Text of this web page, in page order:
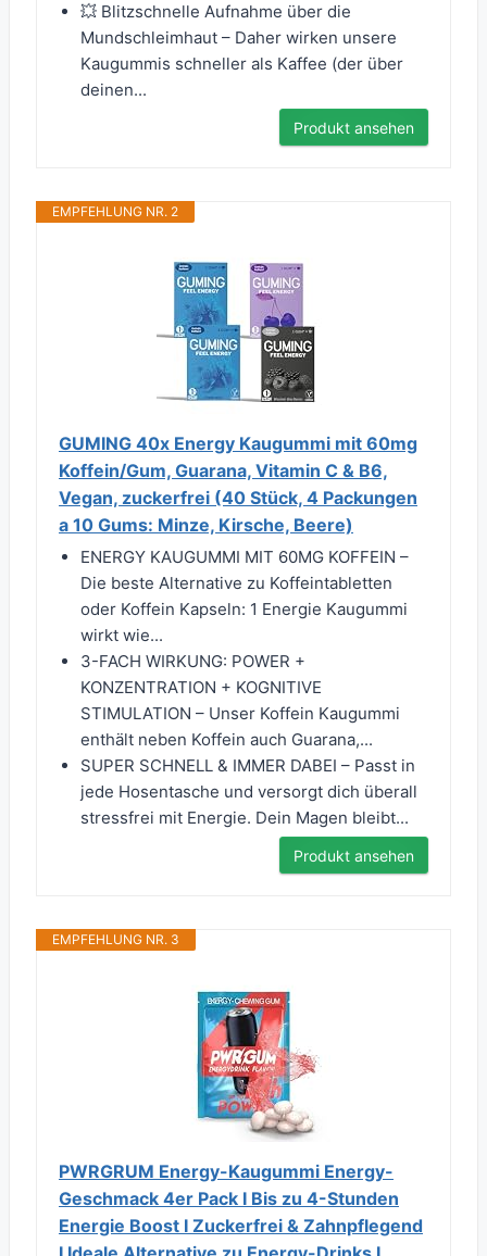
💥 Blitzschnelle Aufnahme über die
Mundschleimhaut – Daher wirken unsere
Kaugummis schneller als Kaffee (der über
deinen...
Produkt ansehen
EMPFEHLUNG NR. 2
GUMING 40x Energy Kaugummi mit 60mg
Koffein/Gum, Guarana, Vitamin C & B6,
Vegan, zuckerfrei (40 Stück, 4 Packungen
a 10 Gums: Minze, Kirsche, Beere)
ENERGY KAUGUMMI MIT 60MG KOFFEIN –
Die beste Alternative zu Koffeintabletten
oder Koffein Kapseln: 1 Energie Kaugummi
wirkt wie...
3-FACH WIRKUNG: POWER +
KONZENTRATION + KOGNITIVE
STIMULATION – Unser Koffein Kaugummi
enthält neben Koffein auch Guarana,...
SUPER SCHNELL & IMMER DABEI – Passt in
jede Hosentasche und versorgt dich überall
stressfrei mit Energie. Dein Magen bleibt...
Produkt ansehen
EMPFEHLUNG NR. 3
PWRGRUM Energy-Kaugummi Energy-
Geschmack 4er Pack I Bis zu 4-Stunden
Energie Boost I Zuckerfrei & Zahnpflegend